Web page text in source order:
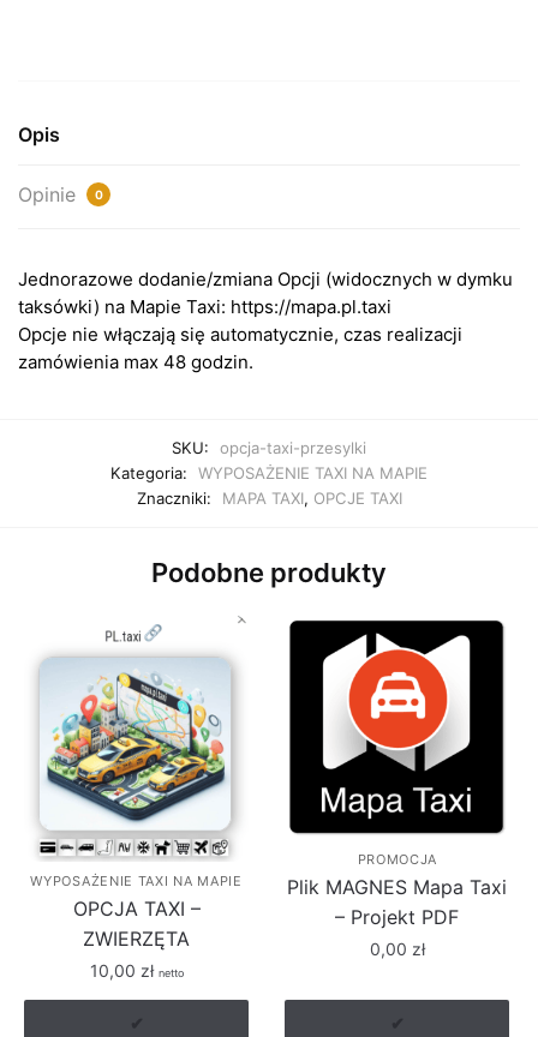
Opis
Opinie 0
Jednorazowe dodanie/zmiana Opcji (widocznych w dymku
taksówki) na Mapie Taxi: https://mapa.pl.taxi
Opcje nie włączają się automatycznie, czas realizacji
zamówienia max 48 godzin.
SKU:
opcja-taxi-przesylki
Kategoria:
WYPOSAŻENIE TAXI NA MAPIE
Znaczniki:
MAPA TAXI, OPCJE TAXI
Podobne produkty
WYPOSAŻENIE TAXI NA MAPIE
OPCJA TAXI –
ZWIERZĘTA
10,00 zł netto
✔
PROMOCJA
Plik MAGNES Mapa Taxi
– Projekt PDF
0,00 zł
✔